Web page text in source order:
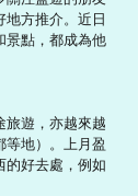
方推介。近日
景點，都成為他
旅遊，亦越來越
等地）。上月盈
的好去處，例如